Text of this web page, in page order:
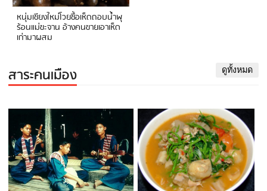
หนุ่มเชียงใหม่โวยซื้อเห็ดถอบน้ำพุ
ร้อนแม่ขะจาน อ้างคนขายเอาเห็ด
เก่ามาผสม
สาระคนเมือง ดูทั้งหมด